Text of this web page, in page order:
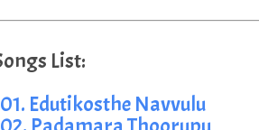
01. Edutikosthe Navvulu